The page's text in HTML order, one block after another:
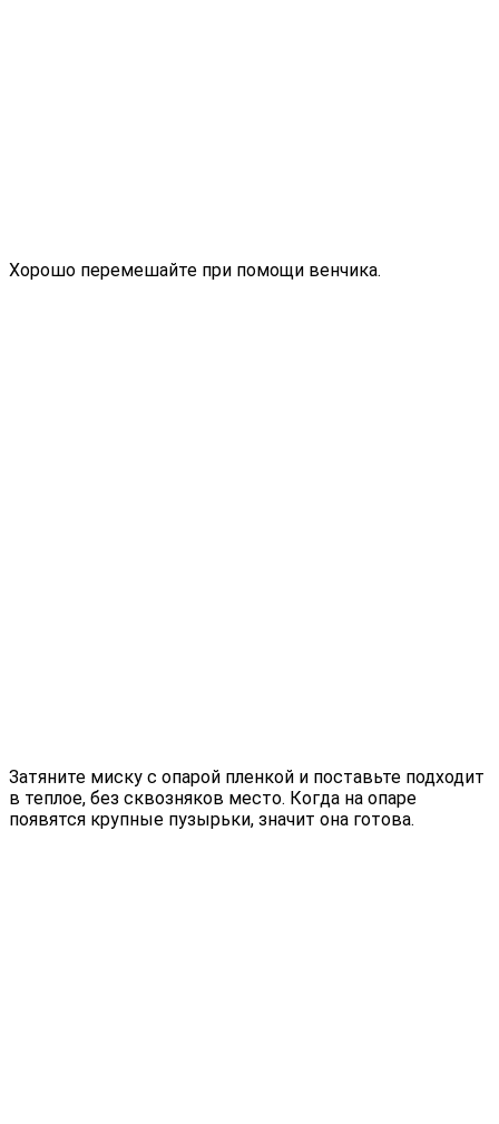
Хорошо перемешайте при помощи венчика.
Затяните миску с опарой пленкой и поставьте подходит
в теплое, без сквозняков место. Когда на опаре
появятся крупные пузырьки, значит она готова.